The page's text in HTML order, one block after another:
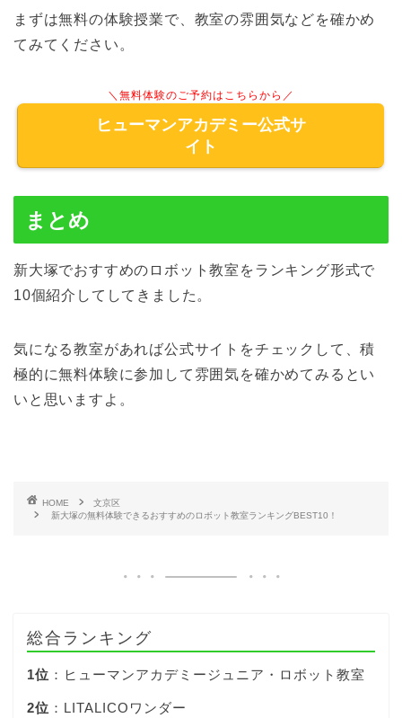
まずは無料の体験授業で、教室の雰囲気などを確かめ
てみてください。
＼無料体験のご予約はこちらから／
ヒューマンアカデミー公式サ
イト
まとめ
新大塚でおすすめのロボット教室をランキング形式で
10個紹介してしてきました。
気になる教室があれば公式サイトをチェックして、積
極的に無料体験に参加して雰囲気を確かめてみるとい
いと思いますよ。
HOME
文京区
新大塚の無料体験できるおすすめのロボット教室ランキングBEST10！
総合ランキング
1位 ：ヒューマンアカデミージュニア・ロボット教室
2位 ：LITALICOワンダー